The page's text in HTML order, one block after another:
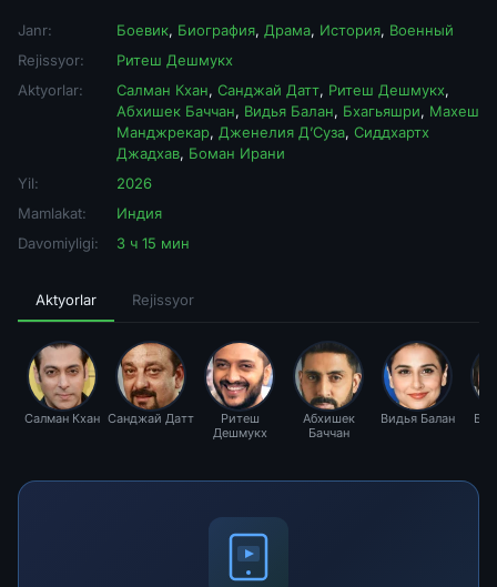
Janr: Боевик, Биография, Драма, История, Военный
Rejissyor:
Ритеш Дешмукх
Aktyorlar:
Салман Кхан, Санджай Датт, Ритеш Дешмукх,
Абхишек Баччан, Видья Балан, Бхагьяшри, Махеш
Манджрекар, Дженелия Д’Суза, Сиддхартх
Джадхав, Боман Ирани
Yil:
2026
Mamlakat:
Индия
Davomiyligi:
3 ч 15 мин
Aktyorlar Rejissyor
Салман Кхан Санджай Датт
Ритеш
Дешмукх
Абхишек
Баччан
Видья Балан